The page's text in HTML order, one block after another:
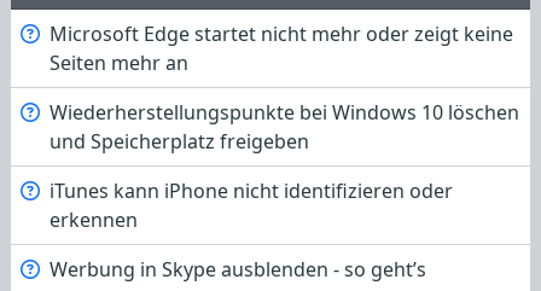
Microsoft Edge startet nicht mehr oder zeigt keine
Seiten mehr an
Wiederherstellungspunkte bei Windows 10 löschen
und Speicherplatz freigeben
iTunes kann iPhone nicht identifizieren oder
erkennen
Werbung in Skype ausblenden - so geht’s